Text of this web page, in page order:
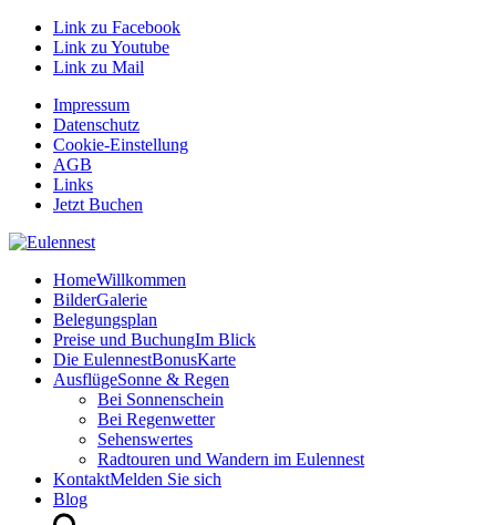
Link zu Facebook
Link zu Youtube
Link zu Mail
Impressum
Datenschutz
Cookie-Einstellung
AGB
Links
Jetzt Buchen
HomeWillkommen
BilderGalerie
Belegungsplan
Preise und BuchungIm Blick
Die EulennestBonusKarte
AusflügeSonne & Regen
Bei Sonnenschein
Bei Regenwetter
Sehenswertes
Radtouren und Wandern im Eulennest
KontaktMelden Sie sich
Blog